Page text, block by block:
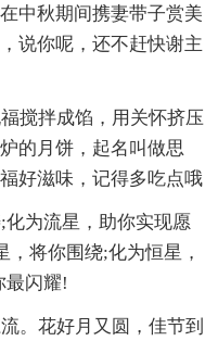
中秋期间携妻带子赏美
说你呢，还不赶快谢主
搅拌成馅，用关怀挤压
的月饼，起名叫做思
好滋味，记得多吃点哦
为流星，助你实现愿
将你围绕;化为恒星，
最闪耀!
。花好月又圆，佳节到